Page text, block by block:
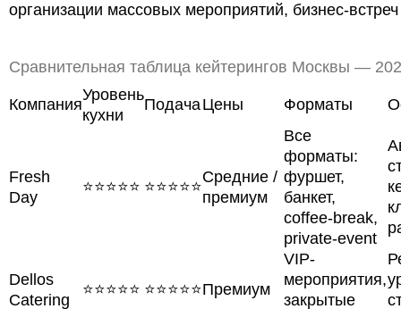
организации массовых мероприятий, бизнес-
Сравнительная таблица кейтерингов Москвы —
Компания
Уровень
кухни
ПодачаЦены Форматы
Fresh
Day
⭐⭐⭐⭐⭐ ⭐⭐⭐⭐⭐
Средние /
премиум
Все
форматы:
фуршет,
банкет,
coffee-break,
private-event
Dellos
Catering
⭐⭐⭐⭐⭐ ⭐⭐⭐⭐⭐Премиум
VIP-
мероприятия,
закрытые